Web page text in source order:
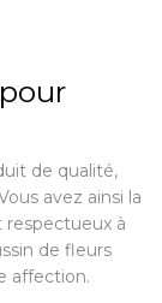
de qualité,
avez ainsi la
à
de fleurs
affection.